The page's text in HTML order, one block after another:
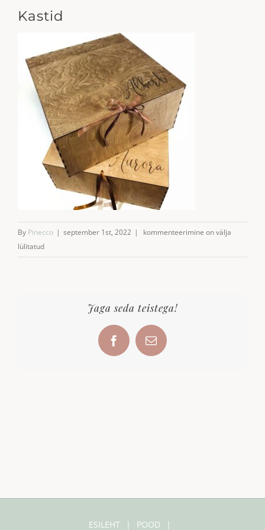
Kastid
By Pinecco | september 1st, 2022 | Kastid
kommenteerimine on välja
lülitatud
Jaga seda teistega!
FacebookEmail
ESILEHT POOD